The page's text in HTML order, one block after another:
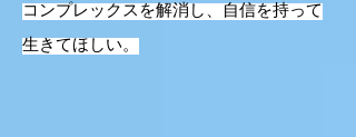
コンプレックスを解消し、自信を持って
生きてほしい。